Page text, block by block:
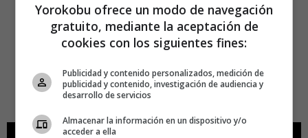
Yorokobu ofrece un modo de navegación
gratuito, mediante la aceptación de
cookies con los siguientes fines:
Publicidad y contenido personalizados, medición de
publicidad y contenido, investigación de audiencia y
desarrollo de servicios
Almacenar la información en un dispositivo y/o
acceder a ella